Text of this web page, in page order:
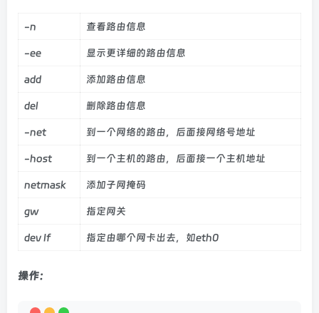
-n 查看路由信息
-ee 显示更详细的路由信息
add 添加路由信息
del 删除路由信息
-net 到一个网络的路由，后面接网络号地址
-host 到一个主机的路由，后面接一个主机地址
netmask 添加子网掩码
gw 指定网关
dev If 指定由哪个网卡出去，如eth0
操作：